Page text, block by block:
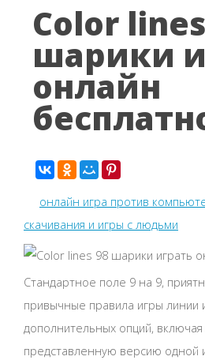
Color
шарики
онлайн
онлайн игра против
скачивания и игры с людьми
Стандартное поле 9 на 9,
привычные правила игры линии
дополнительных опций,
представленную версию одной